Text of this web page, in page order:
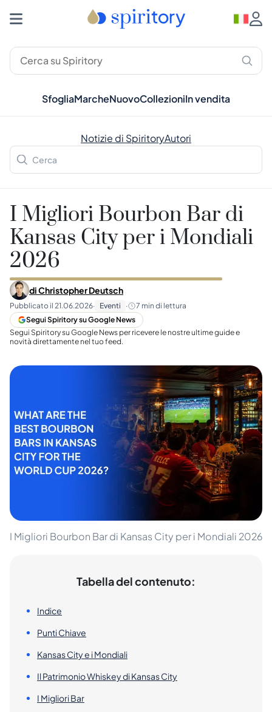
SfogliaMarcheNuovoCollezioniIn vendita
Notizie di SpiritoryAutori
I Migliori Bourbon Bar di
Kansas City per i Mondiali
2026
diChristopher Deutsch
Pubblicato il 21.06.2026· Eventi · 7 min di lettura
Segui Spiritory su Google News
Segui Spiritory su Google News per ricevere le nostre ultime guide e
novità direttamente nel tuo feed.
I Migliori Bourbon Bar di Kansas City per i Mondiali 2026
Tabella del contenuto:
Indice
Punti Chiave
Kansas City e i Mondiali
Il Patrimonio Whiskey di Kansas City
I Migliori Bar